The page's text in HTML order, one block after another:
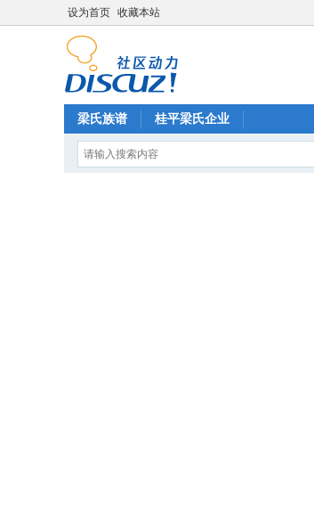
设为首页 收藏本站
梁氏族谱 桂平梁氏企业